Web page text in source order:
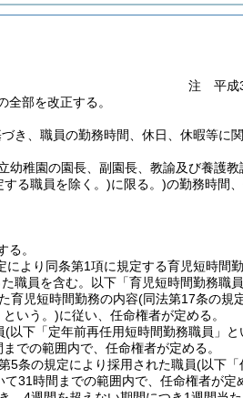
注 平成
部を改正する。
き、職員の勤務時間、休日、休暇等に
幼稚園の園長、副園長、教諭及び養護
る職員を除く。)に限る。)の勤務時間
。
により同条第1項に規定する育児短時間
職員を含む。以下「育児短時間勤務職
育児短時間勤務の内容(同法第17条の規
いう。)に従い、任命権者が定める。
(以下「定年前再任用短時間勤務職員」と
での範囲内で、任命権者が定める。
5条の規定により採用された職員(以下「
31時間までの範囲内で、任命権者が定